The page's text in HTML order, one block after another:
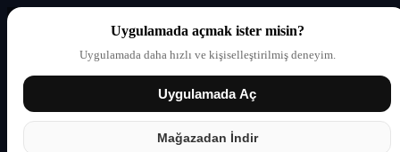
Uygulamada açmak ister misin?
Uygulamada daha hızlı ve kişiselleştirilmiş deneyim.
Uygulamada Aç
Mağazadan İndir
Giriş yap Partner